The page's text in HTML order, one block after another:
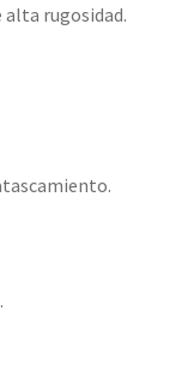
alta rugosidad.